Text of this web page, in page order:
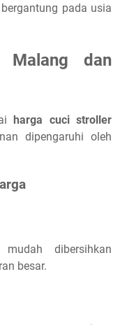
pada usia
Malang dan
harga cuci stroller
dipengaruhi oleh
dibersihkan
besar.